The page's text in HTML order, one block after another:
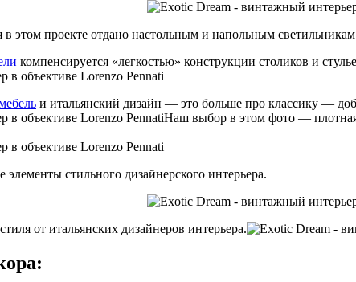
этом проекте отдано настольным и напольным
компенсируется «легкостью» конструкции столиков и
и итальянский дизайн — это больше про классику —
Наш выбор в этом фото — плотная
стильного дизайнерского интерьера.
от итальянских дизайнеров интерьера.